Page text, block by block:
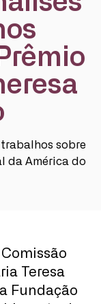
sobre
da América do
Teresa
Fundação